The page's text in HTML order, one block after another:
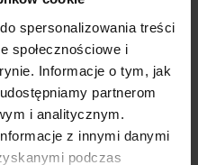
spersonalizowania treści
społecznościowe i
Informacje o tym, jak
partnerom
i analitycznym.
z innymi danymi
podczas
lub użyj przycisków, aby zwiększyć lub
Do koszyka
produktu:MU_R_DF_2917_PG1